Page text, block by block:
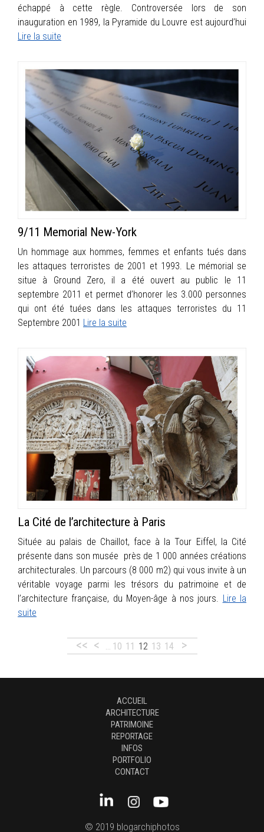
échappé à cette règle. Controversée lors de son
inauguration en 1989, la Pyramide du Louvre est aujourd’hui
Lire la suite
9/11 Memorial New-York
Un hommage aux hommes, femmes et enfants tués dans
les attaques terroristes de 2001 et 1993. Le mémorial se
situe à Ground Zero, il a été ouvert au public le 11
septembre 2011 et permet d’honorer les 3.000 personnes
qui ont été tuées dans les attaques terroristes du 11
Septembre 2001 Lire la suite
La Cité de l’architecture à Paris
Située au palais de Chaillot, face à la Tour Eiffel, la Cité
présente dans son musée près de 1 000 années créations
architecturales. Un parcours (8 000 m2) qui vous invite à un
véritable voyage parmi les trésors du patrimoine et de
l’architecture française, du Moyen-âge à nos jours. Lire la
suite
<< < 10 11 12 13 14 >
ACCUEIL
ARCHITECTURE
PATRIMOINE
REPORTAGE
INFOS
PORTFOLIO
CONTACT
© 2019 blogarchiphotos